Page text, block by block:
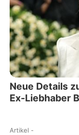
Neue Details
Ex-Liebhaber
Artikel -